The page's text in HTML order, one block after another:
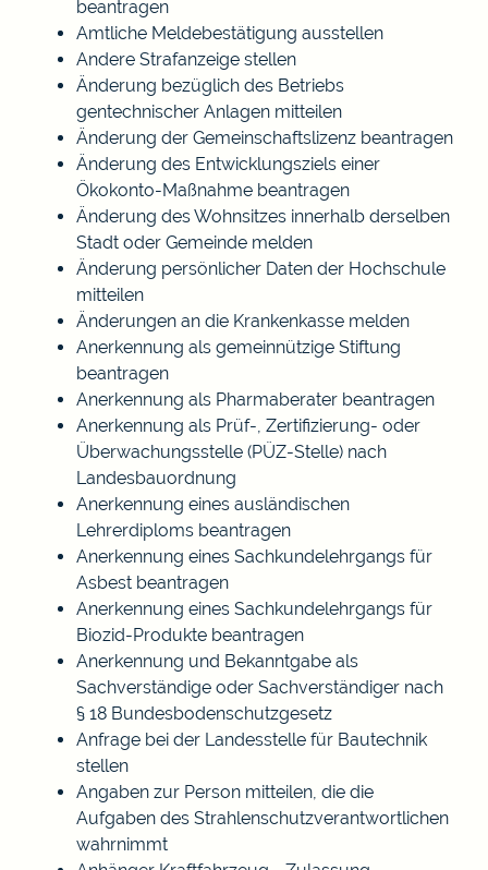
beantragen
Amtliche Meldebestätigung ausstellen
Andere Strafanzeige stellen
Änderung bezüglich des Betriebs
gentechnischer Anlagen mitteilen
Änderung der Gemeinschaftslizenz beantragen
Änderung des Entwicklungsziels einer
Ökokonto-Maßnahme beantragen
Änderung des Wohnsitzes innerhalb derselben
Stadt oder Gemeinde melden
Änderung persönlicher Daten der Hochschule
mitteilen
Änderungen an die Krankenkasse melden
Anerkennung als gemeinnützige Stiftung
beantragen
Anerkennung als Pharmaberater beantragen
Anerkennung als Prüf-, Zertifizierung- oder
Überwachungsstelle (PÜZ-Stelle) nach
Landesbauordnung
Anerkennung eines ausländischen
Lehrerdiploms beantragen
Anerkennung eines Sachkundelehrgangs für
Asbest beantragen
Anerkennung eines Sachkundelehrgangs für
Biozid-Produkte beantragen
Anerkennung und Bekanntgabe als
Sachverständige oder Sachverständiger nach
§ 18 Bundesbodenschutzgesetz
Anfrage bei der Landesstelle für Bautechnik
stellen
Angaben zur Person mitteilen, die die
Aufgaben des Strahlenschutzverantwortlichen
wahrnimmt